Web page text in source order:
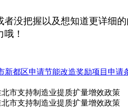
者没把握以及想知道更详细
！
新都区申请节能改造奖励项目申请
市支持制造业提质扩量增效政策
市支持制造业提质扩量增效政策